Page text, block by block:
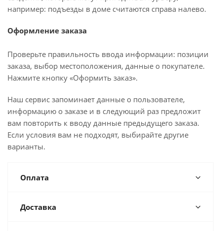
например: подъезды в доме считаются справа налево.
Оформление заказа
Проверьте правильность ввода информации: позиции
заказа, выбор местоположения, данные о покупателе.
Нажмите кнопку «Оформить заказ».
Наш сервис запоминает данные о пользователе,
информацию о заказе и в следующий раз предложит
вам повторить к вводу данные предыдущего заказа.
Если условия вам не подходят, выбирайте другие
варианты.
Оплата
Доставка